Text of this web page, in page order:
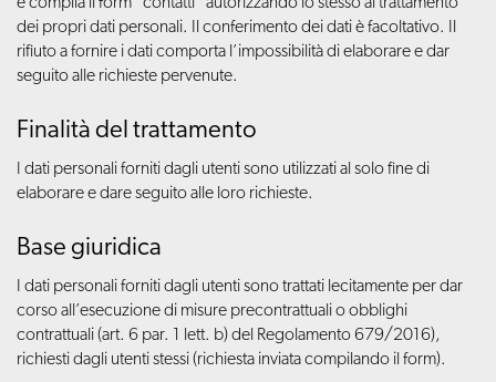
dei propri dati personali. Il conferimento dei dati è facoltativo. Il
rifiuto a fornire i dati comporta l’impossibilità di elaborare e dar
seguito alle richieste pervenute.
Finalità del trattamento
I dati personali forniti dagli utenti sono utilizzati al solo fine di
elaborare e dare seguito alle loro richieste.
Base giuridica
I dati personali forniti dagli utenti sono trattati lecitamente per dar
corso all’esecuzione di misure precontrattuali o obblighi
contrattuali (art. 6 par. 1 lett. b) del Regolamento 679/2016),
richiesti dagli utenti stessi (richiesta inviata compilando il form).